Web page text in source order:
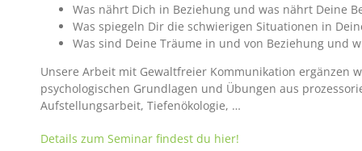
Was nährt Dich in Beziehung und was nährt Deine
Was spiegeln Dir die schwierigen Situationen in
Was sind Deine Träume in und von Beziehung und
Unsere Arbeit mit Gewaltfreier Kommunikation ergänzen
psychologischen Grundlagen und Übungen aus
Aufstellungsarbeit, Tiefenökologie, …
Details zum Seminar findest du hier!